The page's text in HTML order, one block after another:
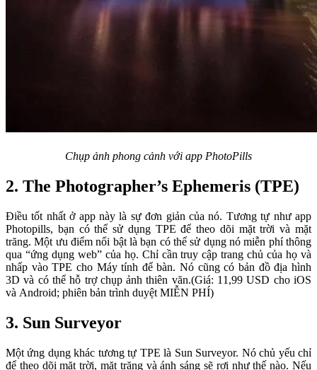
Chụp ảnh phong cảnh với app PhotoPills
2. The Photographer’s Ephemeris (TPE)
Điều tốt nhất ở app này là sự đơn giản của nó. Tương tự như app
Photopills, bạn có thể sử dụng TPE để theo dõi mặt trời và mặt
trăng. Một ưu điểm nổi bật là bạn có thể sử dụng nó miễn phí thông
qua “ứng dụng web” của họ. Chỉ cần truy cập trang chủ của họ và
nhấp vào TPE cho Máy tính để bàn. Nó cũng có bản đồ địa hình
3D và có thể hỗ trợ chụp ảnh thiên văn.(Giá: 11,99 USD cho iOS
và Android; phiên bản trình duyệt MIỄN PHÍ)
3. Sun Surveyor
Một ứng dụng khác tương tự TPE là Sun Surveyor. Nó chủ yếu chỉ
để theo dõi mặt trời, mặt trăng và ánh sáng sẽ rơi như thế nào. Nếu